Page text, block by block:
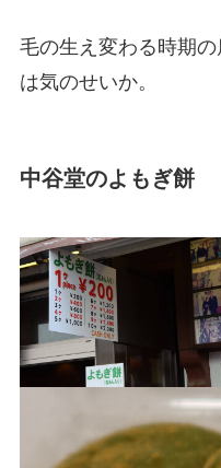
毛の生え変わる時期
は気のせいか。
中谷堂のよもぎ餅